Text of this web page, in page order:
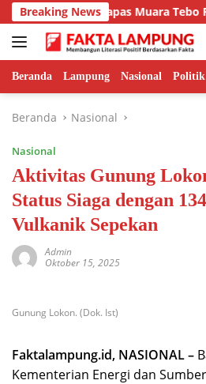
Langsung
ke
konten
Breaking News
Kalapas Muara Tebo
Beranda Lampung Nasional Politik
Beranda Nasional
Nasional
Aktivitas Gunung
Status Siaga dengan
Vulkanik Sepekan
Admin
Oktober 15, 2025
Gunung Lokon. (Dok. Ist)
Faktalampung.id, NASIONAL –
Kementerian Energi dan